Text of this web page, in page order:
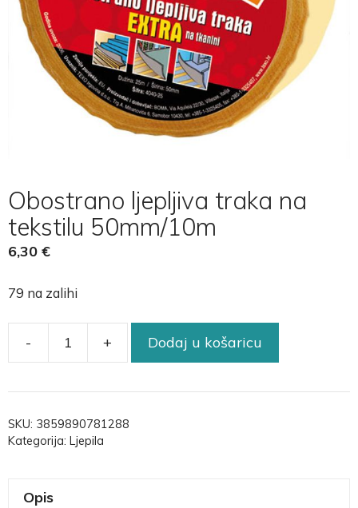
Obostrano ljepljiva traka na
tekstilu 50mm/10m
6,30 €
79 na zalihi
- + Dodaj u košaricu
SKU: 3859890781288
Kategorija: Ljepila
Opis